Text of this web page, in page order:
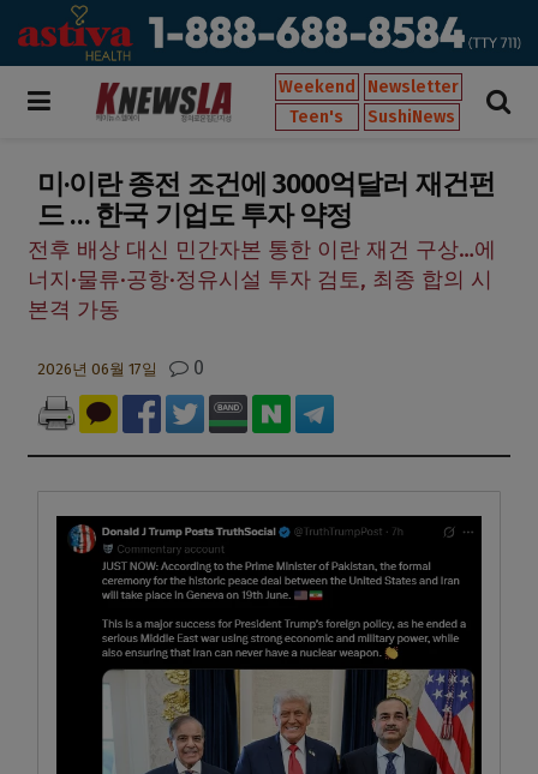
Weekend
Newsletter
Teen's
SushiNews
미·이란 종전 조건에 3000억달러 재건펀
드 … 한국 기업도 투자 약정
전후 배상 대신 민간자본 통한 이란 재건 구상…에
너지·물류·공항·정유시설 투자 검토, 최종 합의 시
본격 가동
2026년 06월 17일 0